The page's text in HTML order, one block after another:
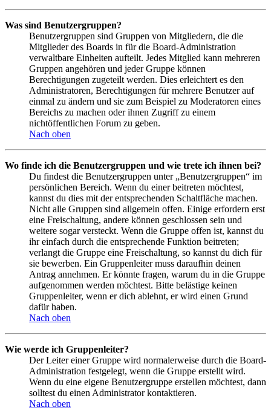
Was sind Benutzergruppen?
Benutzergruppen sind Gruppen von Mitgliedern, die die
Mitglieder des Boards in für die Board-Administration
verwaltbare Einheiten aufteilt. Jedes Mitglied kann mehreren
Gruppen angehören und jeder Gruppe können
Berechtigungen zugeteilt werden. Dies erleichtert es den
Administratoren, Berechtigungen für mehrere Benutzer auf
einmal zu ändern und sie zum Beispiel zu Moderatoren eines
Bereichs zu machen oder ihnen Zugriff zu einem
nichtöffentlichen Forum zu geben.
Nach oben
Wo finde ich die Benutzergruppen und wie trete ich ihnen bei?
Du findest die Benutzergruppen unter „Benutzergruppen“ im
persönlichen Bereich. Wenn du einer beitreten möchtest,
kannst du dies mit der entsprechenden Schaltfläche machen.
Nicht alle Gruppen sind allgemein offen. Einige erfordern erst
eine Freischaltung, andere können geschlossen sein und
weitere sogar versteckt. Wenn die Gruppe offen ist, kannst du
ihr einfach durch die entsprechende Funktion beitreten;
verlangt die Gruppe eine Freischaltung, so kannst du dich für
sie bewerben. Ein Gruppenleiter muss daraufhin deinen
Antrag annehmen. Er könnte fragen, warum du in die Gruppe
aufgenommen werden möchtest. Bitte belästige keinen
Gruppenleiter, wenn er dich ablehnt, er wird einen Grund
dafür haben.
Nach oben
Wie werde ich Gruppenleiter?
Der Leiter einer Gruppe wird normalerweise durch die Board-
Administration festgelegt, wenn die Gruppe erstellt wird.
Wenn du eine eigene Benutzergruppe erstellen möchtest, dann
solltest du einen Administrator kontaktieren.
Nach oben